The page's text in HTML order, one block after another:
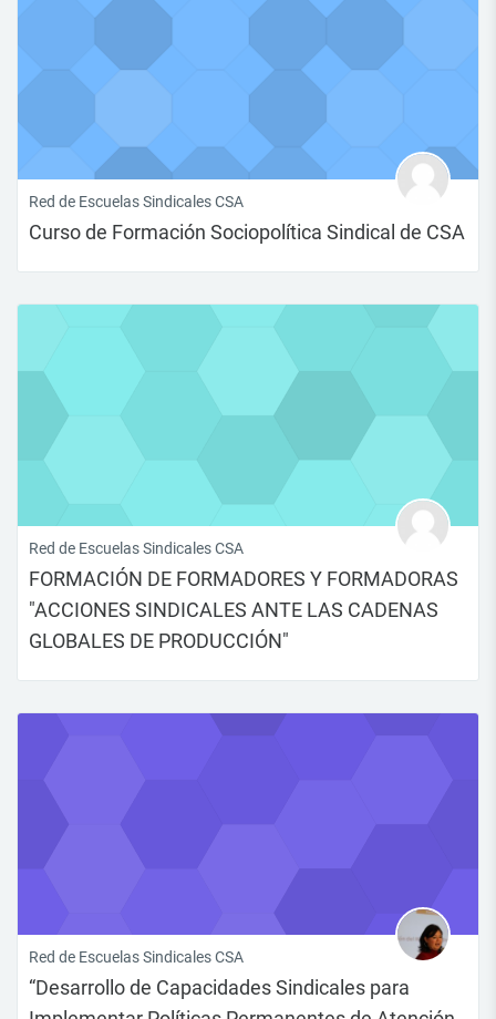
Red de Escuelas Sindicales CSA
Curso de Formación Sociopolítica Sindical de CSA
Red de Escuelas Sindicales CSA
FORMACIÓN DE FORMADORES Y FORMADORAS
"ACCIONES SINDICALES ANTE LAS CADENAS
GLOBALES DE PRODUCCIÓN"
Red de Escuelas Sindicales CSA
“Desarrollo de Capacidades Sindicales para